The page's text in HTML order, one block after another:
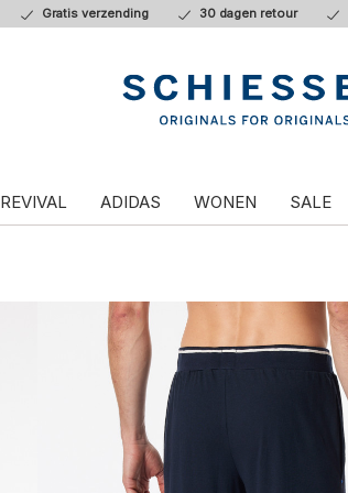
Gratis verzending 30 dagen retour
REVIVAL ADIDAS WONEN SALE